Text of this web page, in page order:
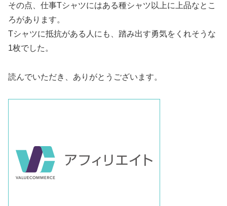
その点、仕事Tシャツにはある種シャツ以上に上品なとこ
ろがあります。
Tシャツに抵抗がある人にも、踏み出す勇気をくれそうな
1枚でした。
読んでいただき、ありがとうございます。